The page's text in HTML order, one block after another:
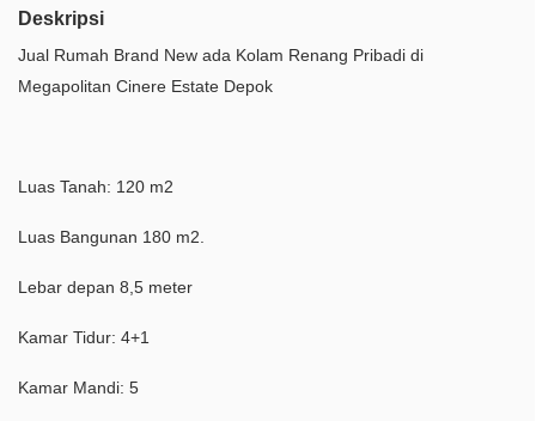
Deskripsi
Jual Rumah Brand New ada Kolam Renang Pribadi di
Megapolitan Cinere Estate Depok
Luas Tanah: 120 m2
Luas Bangunan 180 m2.
Lebar depan 8,5 meter
Kamar Tidur: 4+1
Kamar Mandi: 5